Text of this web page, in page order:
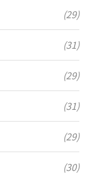
(29)
(31)
(29)
(31)
(29)
(30)